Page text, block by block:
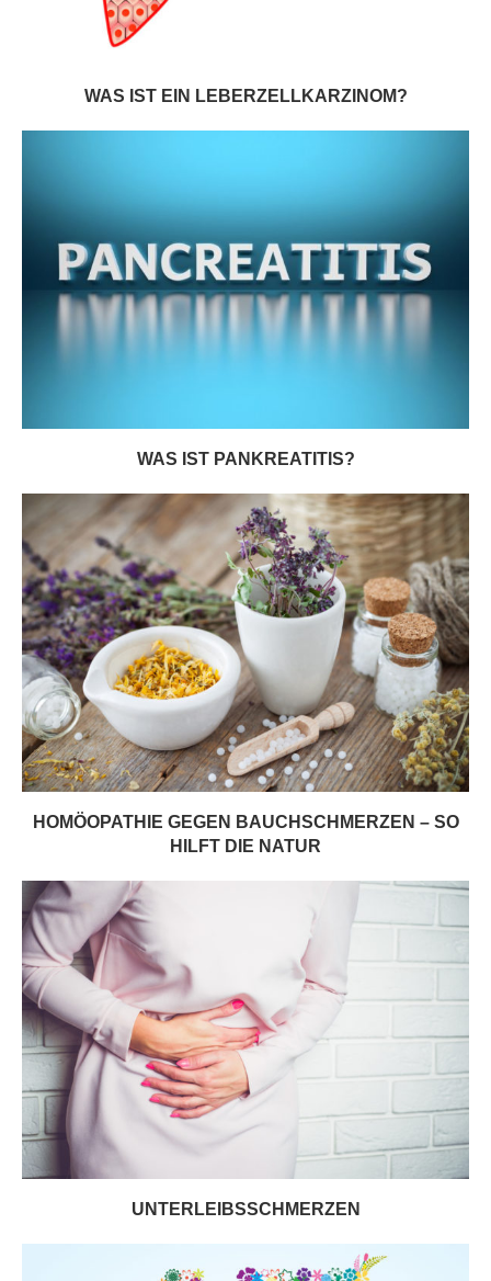
WAS IST EIN LEBERZELLKARZINOM?
WAS IST PANKREATITIS?
HOMÖOPATHIE GEGEN BAUCHSCHMERZEN – SO
HILFT DIE NATUR
UNTERLEIBSSCHMERZEN